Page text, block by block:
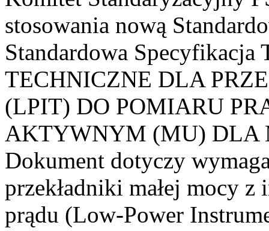
stosowania nową
Standardowa
TECHNICZNE DLA
(LPIT) DO POMIARU
AKTYWNYM (MU) DLA
Dokument dotyczy
przekładniki małej mocy
prądu (Low-Power